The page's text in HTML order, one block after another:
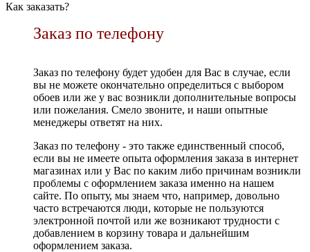
Как заказать?
Заказ по телефону
Заказ по телефону будет удобен для Вас в случае, если
вы не можете окончательно определиться с выбором
обоев или же у вас возникли дополнительные вопросы
или пожелания. Смело звоните, и наши опытные
менеджеры ответят на них.
Заказ по телефону - это также единственный способ,
если вы не имеете опыта оформления заказа в интернет
магазинах или у Вас по каким либо причинам возникли
проблемы с оформлением заказа именно на нашем
сайте. По опыту, мы знаем что, например, довольно
часто встречаются люди, которые не пользуются
электронной почтой или же возникают трудности с
добавлением в корзину товара и дальнейшим
оформлением заказа.